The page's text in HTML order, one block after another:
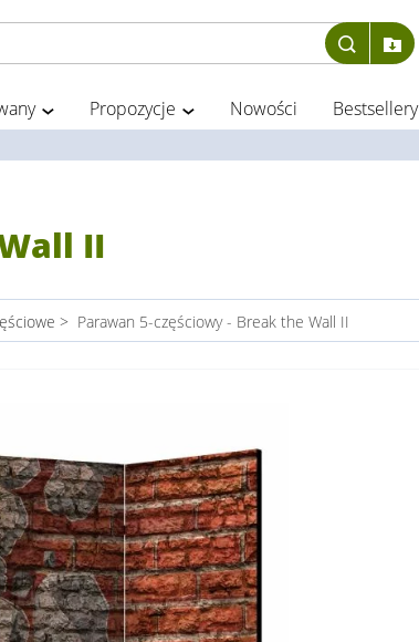
Propozycje Nowości Bestsellery
II
> Parawan 5-częściowy - Break the Wall II